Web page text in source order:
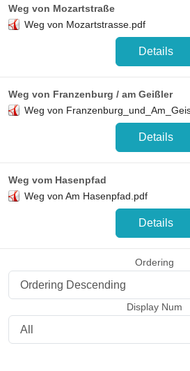
Weg von Mozartstraße
Weg von Mozartstrasse.pdf
Details
Weg von Franzenburg / am Geißler
Weg von
Details
Weg vom Hasenpfad
Weg von Am Hasenpfad.pdf
Details
Ordering
Display Num